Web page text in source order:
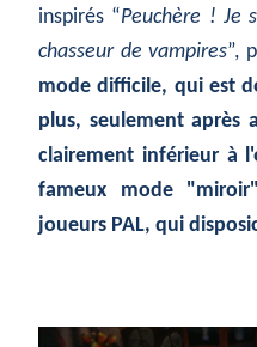
inspirés “Peuchère ! Je
chasseur de vampires”,
mode difficile, qui est
plus, seulement après
clairement inférieur à
fameux mode
joueurs PAL, qui